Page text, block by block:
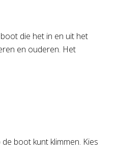
die het in en uit het
en ouderen. Het
boot kunt klimmen. Kies